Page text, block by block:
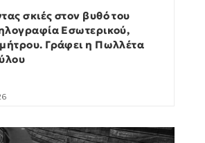
σκιές στον βυθό του
Εσωτερικού,
Γράφει η Πωλλέτα